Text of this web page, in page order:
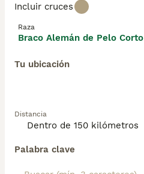
Incluir cruces
Raza
Braco Alemán de Pelo Corto
Tu ubicación
Distancia
Palabra clave